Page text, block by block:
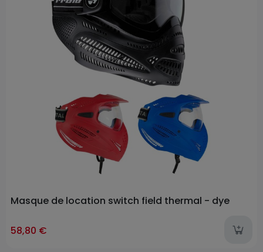
Masque de location switch field thermal - dye
58,80 €